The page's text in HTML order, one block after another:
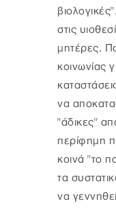
στις
μητέρες.
κοινωνίας
να
"άδικες"
περίφημη
κοινά "το
τα
να